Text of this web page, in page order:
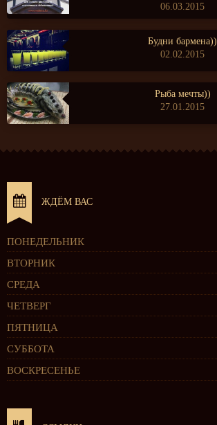
06.03.2015
Будни бармена))
02.02.2015
Рыба мечты))
27.01.2015
ЖДЁМ ВАС
ПОНЕДЕЛЬНИК
ВТОРНИК
СРЕДА
ЧЕТВЕРГ
ПЯТНИЦА
СУББОТА
ВОСКРЕСЕНЬЕ